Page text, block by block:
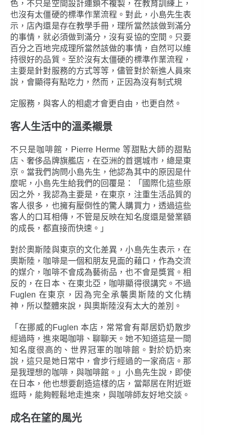
色，不只是空間設計連鎖不複製，在教育訓練上，
也沒有太僵硬的標準作業流程。對此，小島先生表
示，店內還是存在教學手冊，理所當然該做到滿分
的事情，就必須做到滿分，沒有妥協的空間。只要
百分之百地完成理所當然該做的事情，自然可以維
持很好的品質。至於沒有太僵硬的標準作業流程，
主要是針對服務的方式等等，儘管對於新進人員來
說，會顯得有點吃力，然而，正因為沒有制式規
定服務，與客人的相處才會更自由，也更自然。
客人生活中的溫柔襯景
不只是咖啡館，Pierre Herme 等甜點大師的甜點
店、奢侈品牌旗艦店，在亞洲的首選城市，總是東
京。當我們詢問小島先生，他認為其中的原因是什
麼呢，小島先生給我們的回覆是：「國際化這些原
因之外，我認為主要是，在東京，注重生活品質的
客人很多，也擁有壓倒性的驚人購買力，透過這些
客人的口耳相傳，不管是反映在知名度還是營業額
的成長，都直接而快速。」
對於奧斯陸與東京的文化差異，小島先生表示，在
奧斯陸，咖啡是一個和朋友見面的藉口，作為交流
的媒介，咖啡不會成為藝術品，也不會是獎賞。相
反的，在日本、在東北亞，咖啡顯得很講究。不過
Fuglen 在東京，因為完全承襲奧斯陸的文化精
神，所以整體來說，與奧斯陸沒有太大的差別。
「在挪威的Fuglen 本店，常常會有鄰居奶奶散步
經過時，進來喝咖啡、聊聊天。她不知道這是一間
知名度很高的、世界冠軍的咖啡館。對於奶奶來
說，這只是她日常中，會步行經過的一家商店。那
是我理想的咖啡，與咖啡館。」小島先生說，即使
在日本，他也想要創造這樣的店，當鄰居在附近遊
逛時，能夠輕鬆地走進來，與咖啡師友好地交談。
成名在望的風光